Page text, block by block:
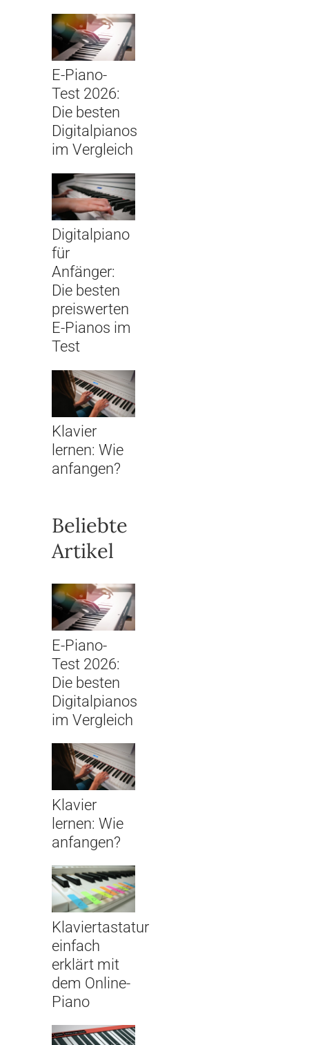
E-Piano-
Test 2026:
Die besten
Digitalpianos
im Vergleich
Digitalpiano
für
Anfänger:
Die besten
preiswerten
E-Pianos im
Test
Klavier
lernen: Wie
anfangen?
Beliebte
Artikel
E-Piano-
Test 2026:
Die besten
Digitalpianos
im Vergleich
Klavier
lernen: Wie
anfangen?
Klaviertastatur
einfach
erklärt mit
dem Online-
Piano